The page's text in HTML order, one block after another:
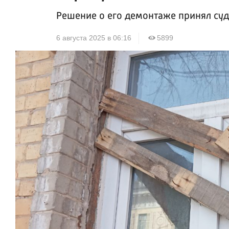
Решение о его демонтаже принял суд
6 августа 2025 в 06:16 5899